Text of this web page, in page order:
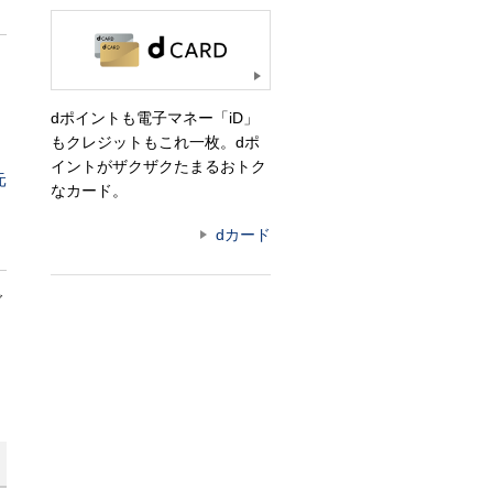
dポイントも電子マネー「iD」
もクレジットもこれ一枚。dポ
イントがザクザクたまるおトク
なカード。
dカード